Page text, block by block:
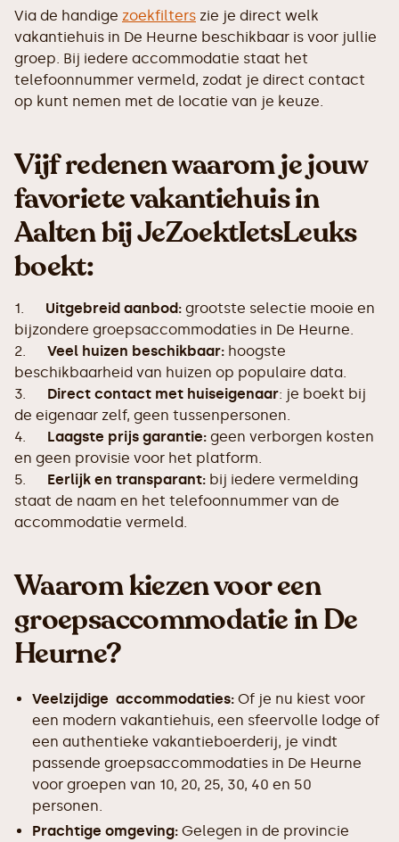
Via de handige zoekfilters zie je direct welk
vakantiehuis in De Heurne beschikbaar is voor jullie
groep. Bij iedere accommodatie staat het
telefoonnummer vermeld, zodat je direct contact
op kunt nemen met de locatie van je keuze.
Vijf redenen waarom je jouw
favoriete vakantiehuis in
Aalten bij JeZoektIetsLeuks
boekt:
1. Uitgebreid aanbod: grootste selectie mooie en
bijzondere groepsaccommodaties in De Heurne.
2. Veel huizen beschikbaar: hoogste
beschikbaarheid van huizen op populaire data.
3. Direct contact met huiseigenaar: je boekt bij
de eigenaar zelf, geen tussenpersonen.
4. Laagste prijs garantie: geen verborgen kosten
en geen provisie voor het platform.
5. Eerlijk en transparant: bij iedere vermelding
staat de naam en het telefoonnummer van de
accommodatie vermeld.
Waarom kiezen voor een
groepsaccommodatie in De
Heurne?
Veelzijdige accommodaties: Of je nu kiest voor
een modern vakantiehuis, een sfeervolle lodge of
een authentieke vakantieboerderij, je vindt
passende groepsaccommodaties in De Heurne
voor groepen van 10, 20, 25, 30, 40 en 50
personen.
Prachtige omgeving: Gelegen in de provincie